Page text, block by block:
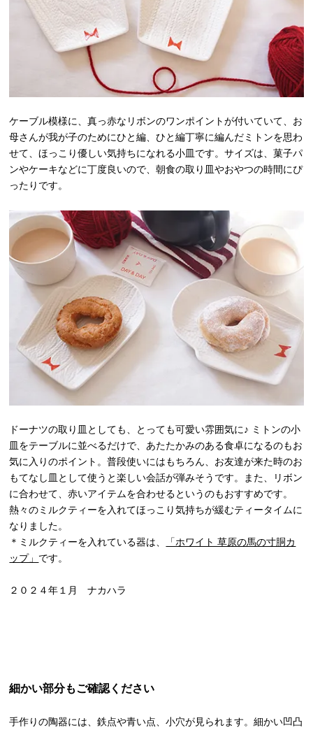
ケーブル模様に、真っ赤なリボンのワンポイントが付いていて、お
母さんが我が子のためにひと編、ひと編丁寧に編んだミトンを思わ
せて、ほっこり優しい気持ちになれる小皿です。サイズは、菓子パ
ンやケーキなどに丁度良いので、朝食の取り皿やおやつの時間にぴ
ったりです。
ドーナツの取り皿としても、とっても可愛い雰囲気に♪ ミトンの小
皿をテーブルに並べるだけで、あたたかみのある食卓になるのもお
気に入りのポイント。普段使いにはもちろん、お友達が来た時のお
もてなし皿として使うと楽しい会話が弾みそうです。また、リボン
に合わせて、赤いアイテムを合わせるというのもおすすめです。
熱々のミルクティーを入れてほっこり気持ちが緩むティータイムに
なりました。
＊ミルクティーを入れている器は、
「ホワイト 草原の馬の寸胴カ
ップ」 です。
２０２４年１月 ナカハラ
細かい部分もご確認ください
手作りの陶器には、鉄点や青い点、小穴が見られます。細かい凹凸